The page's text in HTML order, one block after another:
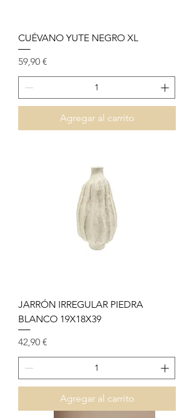
CUÉVANO YUTE NEGRO XL
Precio
59,90 €
Agregar al carrito
JARRÓN IRREGULAR PIEDRA
BLANCO 19X18X39
Precio
42,90 €
Agregar al carrito